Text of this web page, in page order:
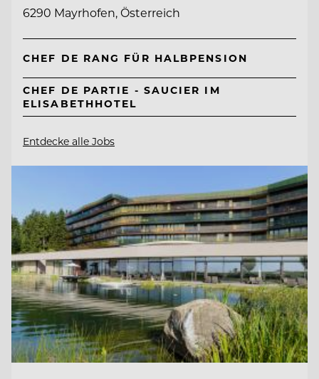
6290 Mayrhofen, Österreich
CHEF DE RANG FÜR HALBPENSION
CHEF DE PARTIE - SAUCIER IM
ELISABETHHOTEL
Entdecke alle Jobs